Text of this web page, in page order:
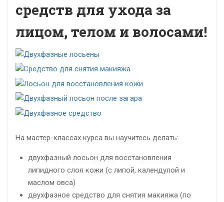
средств для ухода за
лицом, телом и волосами!
На мастер-классах курса вы научитесь делать:
двухфазный лосьон для восстановления
липидного слоя кожи (с липой, календулой и
маслом овса)
двухфазное средство для снятия макияжа (по